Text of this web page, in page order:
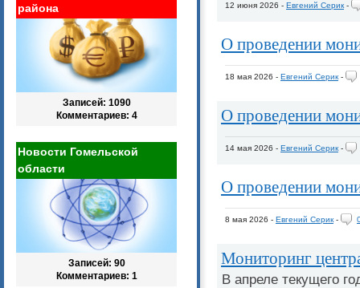
12 июня 2026 - Евгений Серик -
О проведении
18 мая 2026 - Евгений Серик -
О проведении
14 мая 2026 - Евгений Серик -
О проведении
8 мая 2026 - Евгений Серик -
Мониторинг
В апреле текущего
района
Записей: 1090
Комментариев: 4
Новости Гомельской
области
Записей: 90
Комментариев: 1